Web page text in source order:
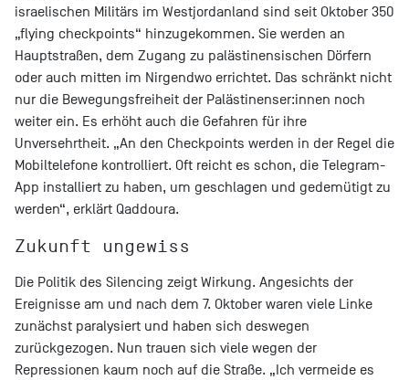
israelischen Militärs im Westjordanland sind seit Oktober 350
„flying checkpoints“ hinzugekommen. Sie werden an
Hauptstraßen, dem Zugang zu palästinensischen Dörfern
oder auch mitten im Nirgendwo errichtet. Das schränkt nicht
nur die Bewegungsfreiheit der Palästinenser:innen noch
weiter ein. Es erhöht auch die Gefahren für ihre
Unversehrtheit. „An den Checkpoints werden in der Regel die
Mobiltelefone kontrolliert. Oft reicht es schon, die Telegram-
App installiert zu haben, um geschlagen und gedemütigt zu
werden“, erklärt Qaddoura.
Zukunft ungewiss
Die Politik des Silencing zeigt Wirkung. Angesichts der
Ereignisse am und nach dem 7. Oktober waren viele Linke
zunächst paralysiert und haben sich deswegen
zurückgezogen. Nun trauen sich viele wegen der
Repressionen kaum noch auf die Straße. „Ich vermeide es